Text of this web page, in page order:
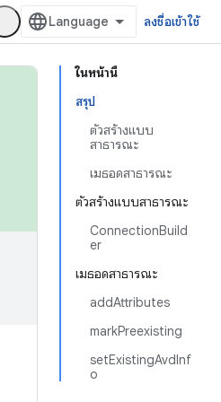
ลงชื่อเข้าใช้
ในหน้านี้
สรุป
ตัวสร้างแบบ
สาธารณะ
เมธอดสาธารณะ
ตัวสร้างแบบสาธารณะ
ConnectionBuild
er
เมธอดสาธารณะ
addAttributes
markPreexisting
setExistingAvdInf
o